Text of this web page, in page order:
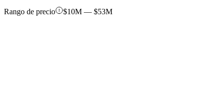
Rango de precio $10M — $53M